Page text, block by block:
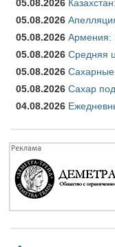
05.08.2026
05.08.2026
05.08.2026 Армения:
05.08.2026 Средняя
05.08.2026 Сахарные
05.08.2026 Сахар
04.08.2026